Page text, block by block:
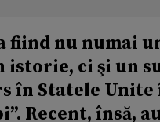
fiind nu numai
istorie, ci şi un
în Statele
Recent, însă,